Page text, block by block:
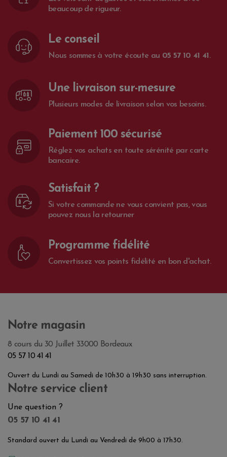
beaucoup de rigueur.
Le conseil
Nous sommes à votre écoute au 05 57 10 41 41 .
Une livraison sur-mesure
Plusieurs modes de livraison selon vos besoins.
Paiement 100 sécurisé
Réglez vos achats en toute sérénité par carte
bancaire.
Satisfait ?
Si votre commande ne vous convient pas, vous
pouvez nous la retourner
Programme fidélité
Convertissez vos points fidélité en bon d'achat.
Notre magasin
8 cours du 30 Juillet 33000 Bordeaux
05 57 10 41 41
Ouvert du Lundi au Samedi de 10h30 à 19h30 sans interruption.
Notre service client
Une question ?
05 57 10 41 41
Standard ouvert du Lundi au Vendredi de 9h00 à 17h30.